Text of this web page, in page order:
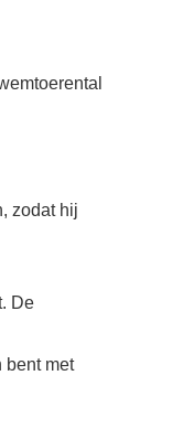
zodat hij
De
bent met